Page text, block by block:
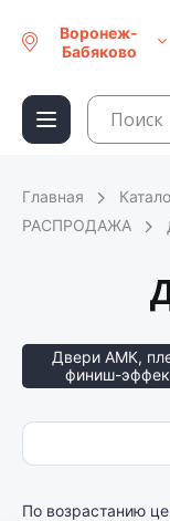
Воронеж-
Бабяково
Главная
РАСПРОДАЖА
Двери АМК,
финиш-
По возрастанию